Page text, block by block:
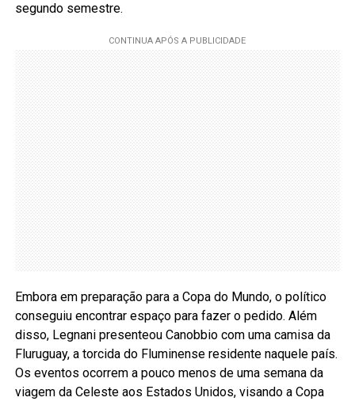
segundo semestre.
Embora em preparação para a Copa do Mundo, o político
conseguiu encontrar espaço para fazer o pedido. Além
disso, Legnani presenteou Canobbio com uma camisa da
Fluruguay, a torcida do Fluminense residente naquele país.
Os eventos ocorrem a pouco menos de uma semana da
viagem da Celeste aos Estados Unidos, visando a Copa